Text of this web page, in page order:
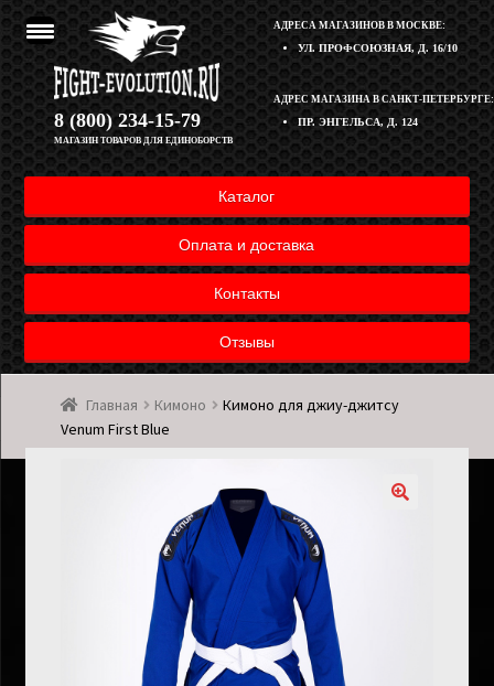
АДРЕСА МАГАЗИНОВ В МОСКВЕ:
УЛ. ПРОФСОЮЗНАЯ, Д. 16/10
АДРЕС МАГАЗИНА В САНКТ-ПЕТЕРБУРГЕ:
ПР. ЭНГЕЛЬСА, Д. 124
8 (800) 234-15-79
МАГАЗИН ТОВАРОВ ДЛЯ ЕДИНОБОРСТВ
Каталог
Оплата и доставка
Контакты
Отзывы
Перейти
к
навигации
Перейти
к
содержимому
Корзина
Полезная информация
Оплата и доставка товара
Мой аккаунт
Главная Кимоно
Кимоно для джиу-джитсу
Venum First Blue